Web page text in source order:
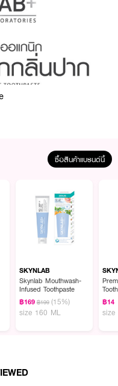
ซื้อสินค้าแบรนด์นี้
SKYNLAB
Skynlab Mouthwash-
Infused Toothpaste
฿169 ฿199 (15%)
size 160 ML
฿14
size